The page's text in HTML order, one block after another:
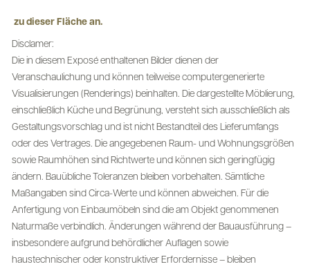
zu dieser Fläche an.
Disclamer:
Die in diesem Exposé enthaltenen Bilder dienen der
Veranschaulichung und können teilweise computergenerierte
Visualisierungen (Renderings) beinhalten. Die dargestellte Möblierung,
einschließlich Küche und Begrünung, versteht sich ausschließlich als
Gestaltungsvorschlag und ist nicht Bestandteil des Lieferumfangs
oder des Vertrages. Die angegebenen Raum- und Wohnungsgrößen
sowie Raumhöhen sind Richtwerte und können sich geringfügig
ändern. Bauübliche Toleranzen bleiben vorbehalten. Sämtliche
Maßangaben sind Circa-Werte und können abweichen. Für die
Anfertigung von Einbaumöbeln sind die am Objekt genommenen
Naturmaße verbindlich. Änderungen während der Bauausführung –
insbesondere aufgrund behördlicher Auflagen sowie
haustechnischer oder konstruktiver Erfordernisse – bleiben